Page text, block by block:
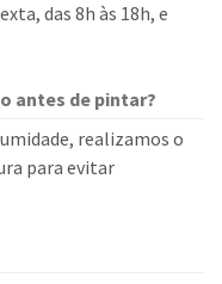
das 8h às 18h, e
antes de pintar?
realizamos o
para evitar